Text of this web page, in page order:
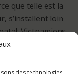
des technologies
que telle est la
s’installent loin
Vietnamiens